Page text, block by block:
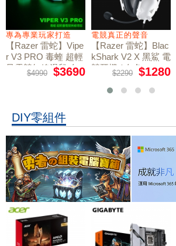
專為專業玩家打造
【Razer 雷蛇】Vipe
r V3 PRO 毒蝰 超輕
量電競無線滑鼠 白
$4990 $3690
電競真正的聲音
【Razer 雷蛇】Blac
kShark V2 X 黑鯊 電
競耳機 / 白色
$2290 $1280
DIY零組件